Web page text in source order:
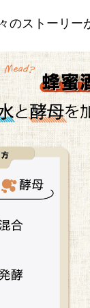
のストーリー